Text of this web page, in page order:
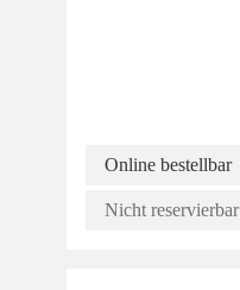
Online bestellbar
Nicht reservierbar